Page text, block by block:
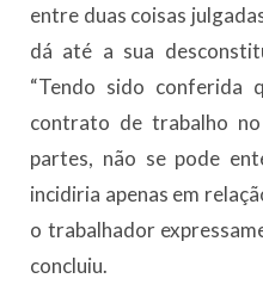
entre duas coisas
dá até a sua
“Tendo sido conferida
contrato de trabalho
partes, não se pode
incidiria apenas em
o trabalhador
concluiu.